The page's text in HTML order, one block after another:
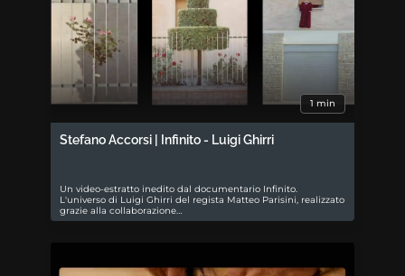
1 min
Stefano Accorsi | Infinito - Luigi Ghirri
Un video-estratto inedito dal documentario Infinito.
L'universo di Luigi Ghirri del regista Matteo Parisini, realizzato
grazie alla collaborazione…